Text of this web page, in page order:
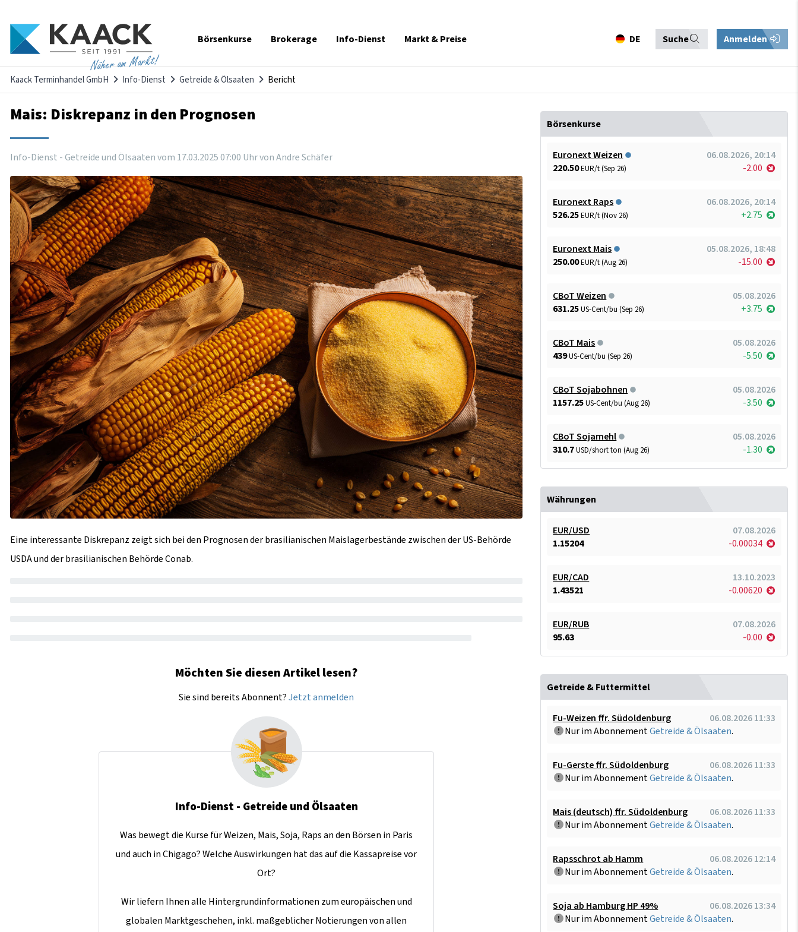
Näher am Markt!
Navigation
Börsenkurse Brokerage Info-Dienst Markt & Preise DE Suche Anmelden
Kaack Terminhandel GmbH Info-Dienst Getreide & Ölsaaten Bericht
Mais: Diskrepanz in den Prognosen
Info-Dienst - Getreide und Ölsaaten vom 17.03.202507:00 Uhrvon Andre Schäfer
Eine interessante Diskrepanz zeigt sich bei den Prognosen der brasilianischen Maislagerbestände zwischen der US-Behörde
USDA und der brasilianischen Behörde Conab.
Möchten Sie diesen Artikel lesen?
Sie sind bereits Abonnent?Jetzt anmelden
Info-Dienst - Getreide und Ölsaaten
Was bewegt die Kurse für Weizen, Mais, Soja, Raps an den Börsen in Paris
und auch in Chigago? Welche Auswirkungen hat das auf die Kassapreise vor
Ort?
Wir liefern Ihnen alle Hintergrundinformationen zum europäischen und
globalen Marktgeschehen, inkl. maßgeblicher Notierungen von allen
Börsenkurse
Euronext Weizen
06.08.2026, 20:14
220.50EUR/t (Sep 26) -2.00
Euronext Raps
06.08.2026, 20:14
526.25EUR/t (Nov 26) +2.75
Euronext Mais
05.08.2026, 18:48
250.00EUR/t (Aug 26) -15.00
CBoT Weizen
05.08.2026
631.25US-Cent/bu (Sep 26) +3.75
CBoT Mais
05.08.2026
439US-Cent/bu (Sep 26) -5.50
CBoT Sojabohnen
05.08.2026
1157.25US-Cent/bu (Aug 26) -3.50
CBoT Sojamehl
05.08.2026
310.7USD/short ton (Aug 26) -1.30
Währungen
EUR/USD
07.08.2026
1.15204
-0.00034
EUR/CAD
13.10.2023
1.43521
-0.00620
EUR/RUB
07.08.2026
95.63
-0.00
Getreide & Futtermittel
Fu-Weizen ffr. Südoldenburg
06.08.2026 11:33
Nur im AbonnementGetreide & Ölsaaten.
Fu-Gerste ffr. Südoldenburg
06.08.2026 11:33
Nur im AbonnementGetreide & Ölsaaten.
Mais (deutsch) ffr. Südoldenburg
06.08.2026 11:33
Nur im AbonnementGetreide & Ölsaaten.
Rapsschrot ab Hamm
06.08.2026 12:14
Nur im AbonnementGetreide & Ölsaaten.
Soja ab Hamburg HP 49%
06.08.2026 13:34
Nur im AbonnementGetreide & Ölsaaten.